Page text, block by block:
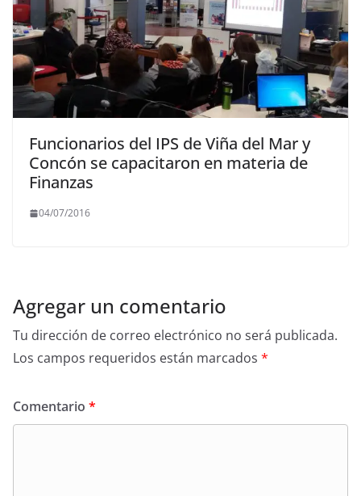
Funcionarios del IPS de Viña del Mar y
Concón se capacitaron en materia de
Finanzas
04/07/2016
Agregar un comentario
Tu dirección de correo electrónico no será publicada.
Los campos requeridos están marcados *
Comentario *